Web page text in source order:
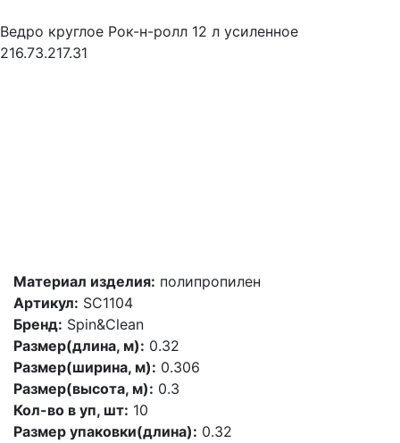
Ведро круглое Рок-н-ролл 12 л усиленное
216.73.217.31
Материал изделия: полипропилен
Артикул: SC1104
Бренд: Spin&Clean
Размер(длина, м): 0.32
Размер(ширина, м): 0.306
Размер(высота, м): 0.3
Кол-во в уп, шт: 10
Размер упаковки(длина): 0.32